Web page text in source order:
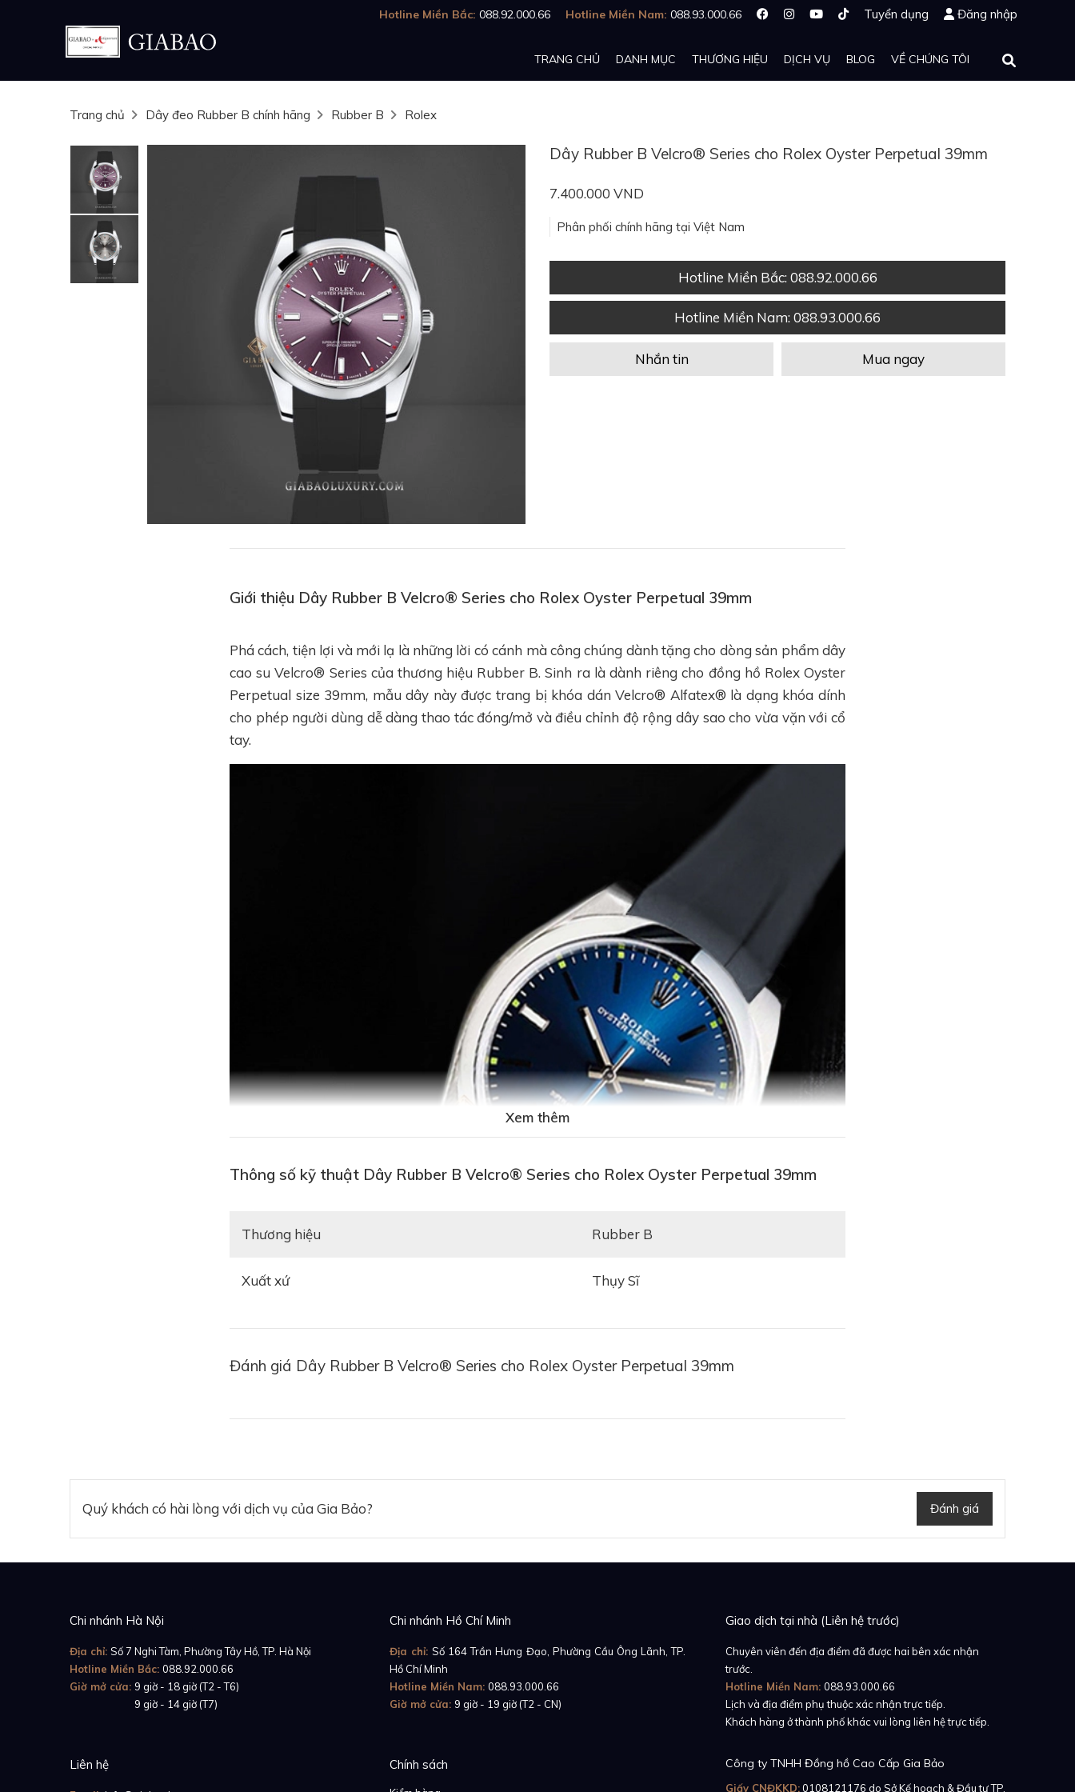
Hotline Miền Bắc: 088.92.000.66 Hotline Miền Nam: 088.93.000.66 Tuyển dụng Đăng nhập
TRANG CHỦ DANH MỤC THƯƠNG HIỆU DỊCH VỤ BLOG VỀ CHÚNG TÔI
Trang chủ Dây đeo Rubber B chính hãng Rubber B Rolex
Dây Rubber B Velcro® Series cho Rolex Oyster Perpetual 39mm
7.400.000 VND
Phân phối chính hãng tại Việt Nam
Hotline Miền Bắc: 088.92.000.66
Hotline Miền Nam: 088.93.000.66
Nhắn tin Mua ngay
Giới thiệu Dây Rubber B Velcro® Series cho Rolex Oyster Perpetual 39mm
Phá cách, tiện lợi và mới lạ là những lời có cánh mà công chúng dành tặng cho dòng sản phẩm dây
cao su Velcro® Series của thương hiệu Rubber B. Sinh ra là dành riêng cho đồng hồ Rolex Oyster
Perpetual size 39mm, mẫu dây này được trang bị khóa dán Velcro® Alfatex® là dạng khóa dính
cho phép người dùng dễ dàng thao tác đóng/mở và điều chỉnh độ rộng dây sao cho vừa vặn với cổ
tay.
Xem thêm
Thông số kỹ thuật Dây Rubber B Velcro® Series cho Rolex Oyster Perpetual 39mm
Thương hiệu Rubber B
Xuất xứ Thụy Sĩ
Đánh giá Dây Rubber B Velcro® Series cho Rolex Oyster Perpetual 39mm
Quý khách có hài lòng với dịch vụ của Gia Bảo? Đánh giá
Chi nhánh Hà Nội
Địa chỉ: Số 7 Nghi Tàm, Phường Tây Hồ, TP. Hà Nội
Hotline Miền Bắc: 088.92.000.66
Giờ mở cửa: 9 giờ - 18 giờ (T2 - T6)
9 giờ - 14 giờ (T7)
Chi nhánh Hồ Chí Minh
Địa chỉ:Số 164 Trần Hưng Đạo, Phường Cầu Ông Lãnh, TP.
Hồ Chí Minh
Hotline Miền Nam: 088.93.000.66
Giờ mở cửa: 9 giờ - 19 giờ (T2 - CN)
Giao dịch tại nhà (Liên hệ trước)
Chuyên viên đến địa điểm đã được hai bên xác nhận
trước.
Hotline Miền Nam: 088.93.000.66
Lịch và địa điểm phụ thuộc xác nhận trực tiếp.
Khách hàng ở thành phố khác vui lòng liên hệ trực tiếp.
Liên hệ Chính sách Công ty TNHH Đồng hồ Cao Cấp Gia Bảo
Giấy CNĐKKD:0108121176 do Sở Kế hoạch & Đầu tư TP.